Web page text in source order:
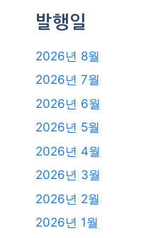
발행일
2026년 8월
2026년 7월
2026년 6월
2026년 5월
2026년 4월
2026년 3월
2026년 2월
2026년 1월